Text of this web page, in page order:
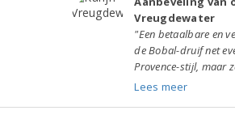
Vreugdewater
"Een betaalbare en
de Bobal-druif net
Provence-stijl, maar
Lees meer